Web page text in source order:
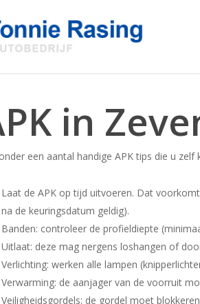
in
een aantal handige APK tips die u
Laat de APK op tijd uitvoeren. Dat
na de keuringsdatum geldig).
Banden: controleer de profieldiepte
Uitlaat: deze mag nergens loshangen of
Verlichting: werken alle lampen
Verwarming: de aanjager van de voorruit
Veiligheidsgordels: de gordel moet